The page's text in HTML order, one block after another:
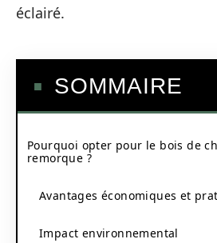
éclairé.
SOMMAIRE
Pourquoi opter pour le bois de
remorque ?
Avantages économiques et
Impact environnemental